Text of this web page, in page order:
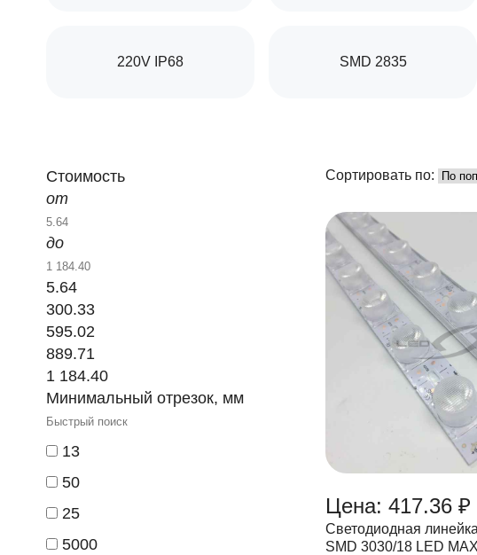
220V IP68 SMD 2835
Стоимость
от
до
5.64
300.33
595.02
889.71
1 184.40
Минимальный отрезок, мм
13
50
25
5000
Сортировать по:
Цена: 417.36 ₽
Светодиодная
SMD 3030/18 LED